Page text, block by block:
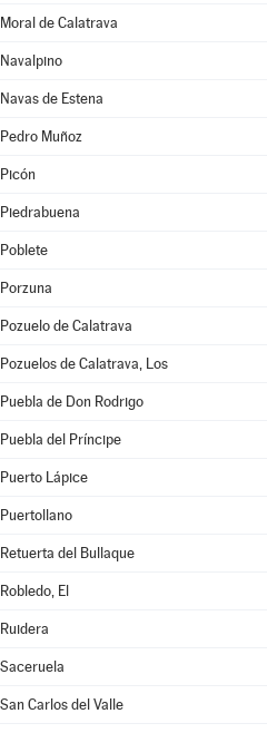
Moral de Calatrava
Navalpino
Navas de Estena
Pedro Muñoz
Picón
Piedrabuena
Poblete
Porzuna
Pozuelo de Calatrava
Pozuelos de Calatrava, Los
Puebla de Don Rodrigo
Puebla del Príncipe
Puerto Lápice
Puertollano
Retuerta del Bullaque
Robledo, El
Ruidera
Saceruela
San Carlos del Valle